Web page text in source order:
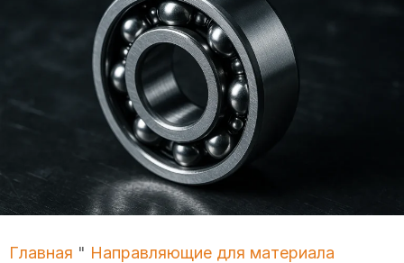
Главная " Направляющие для материала